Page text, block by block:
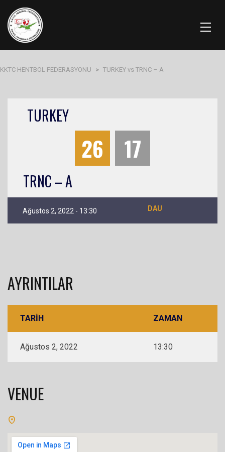
KKTC HENTBOL FEDERASYONU > TURKEY vs TRNC – A
TURKEY
26 17
TRNC – A
Ağustos 2, 2022 - 13:30 DAU
AYRINTILAR
TARIH ZAMAN
Ağustos 2, 2022 13:30
VENUE